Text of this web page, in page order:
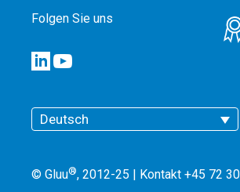
Folgen Sie uns
Deutsch
© Gluu®, 2012-25 | Kontakt +45 72